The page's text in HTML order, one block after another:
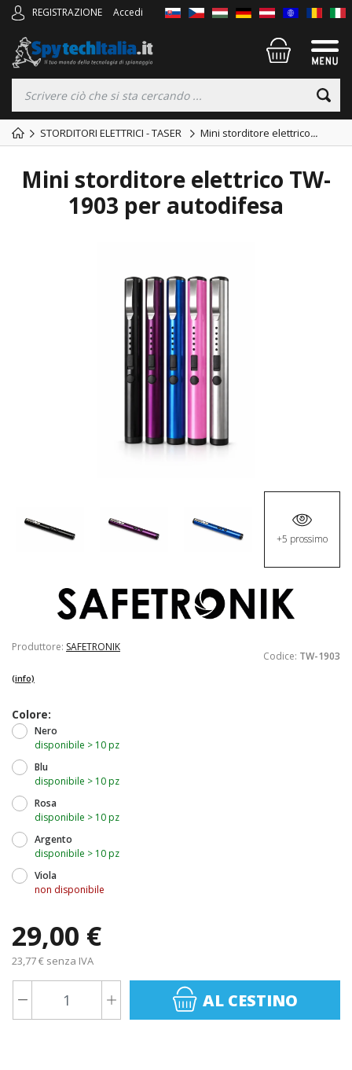
REGISTRAZIONE Accedi
STORDITORI ELETTRICI - TASER Mini storditore elettrico...
Mini storditore elettrico TW-
1903 per autodifesa
+5 prossimo
Produttore: SAFETRONIK
Codice: TW-1903
(info)
Colore:
Nero
disponibile > 10 pz
Blu
disponibile > 10 pz
Rosa
disponibile > 10 pz
Argento
disponibile > 10 pz
Viola
non disponibile
29,00 €
23,77 € senza IVA
AL CESTINO